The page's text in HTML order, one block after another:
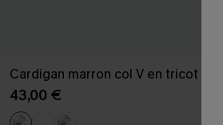
Cardigan marron col V en tricot
43,00 €